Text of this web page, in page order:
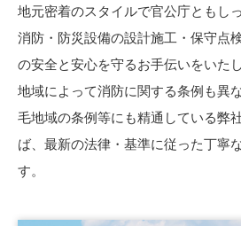
地元密着のスタイルで官公庁ともし
消防・防災設備の設計施工・保守点
の安全と安心を守るお手伝いをいたし
地域によって消防に関する条例も異
毛地域の条例等にも精通している弊
ば、最新の法律・基準に従った丁寧
す。